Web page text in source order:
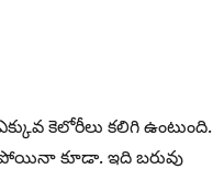
కెలోరీలు కలిగి ఉంటుంది.
కూడా. ఇది బరువు